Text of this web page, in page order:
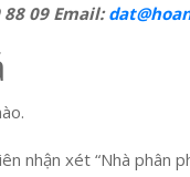
09 Email:
nhận xét “Nhà phân